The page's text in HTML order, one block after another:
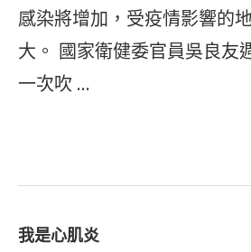
感染將增加，受疫情影響的
大。 國家衛健委官員吳良友
一次吹 …
我是心肌炎